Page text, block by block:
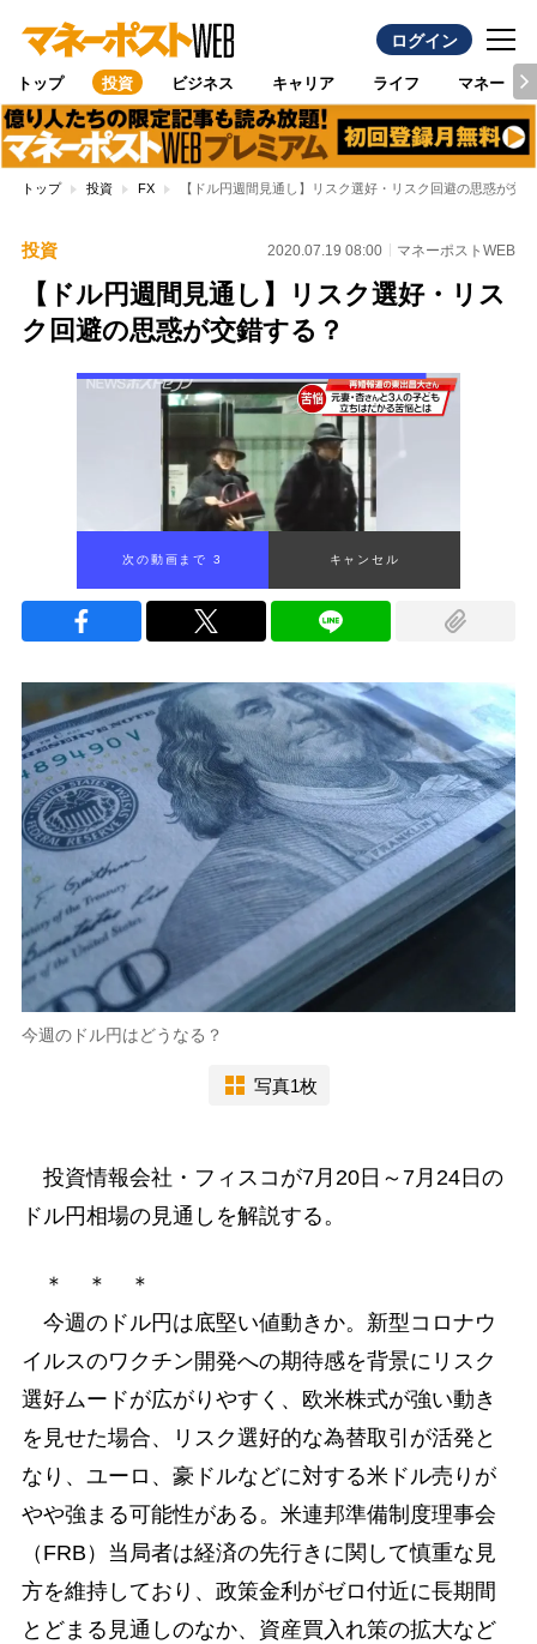
ログイン
トップ 投資 ビジネス キャリア ライフ マネー
トップ 投資 FX 【ドル円週間見通し】リスク選好・リスク回避の思惑が交
投資 2020.07.19 08:00 マネーポストWEB
【ドル円週間見通し】リスク選好・リス
ク回避の思惑が交錯する？
次の動画まで 2 キャンセル
今週のドル円はどうなる？
写真1枚
投資情報会社・フィスコが7月20日～7月24日の
ドル円相場の見通しを解説する。
＊ ＊ ＊
今週のドル円は底堅い値動きか。新型コロナウ
イルスのワクチン開発への期待感を背景にリスク
選好ムードが広がりやすく、欧米株式が強い動き
を見せた場合、リスク選好的な為替取引が活発と
なり、ユーロ、豪ドルなどに対する米ドル売りが
やや強まる可能性がある。米連邦準備制度理事会
（FRB）当局者は経済の先行きに関して慎重な見
方を維持しており、政策金利がゼロ付近に長期間
とどまる見通しのなか、資産買入れ策の拡大など